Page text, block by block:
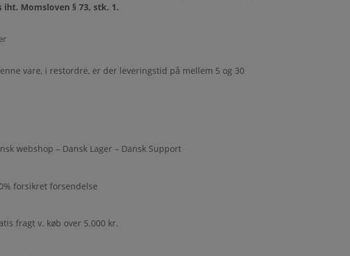
iht. Momsloven § 73, stk. 1.
vare, i restordre, er der leveringstid på mellem 5 og 30
webshop – Dansk Lager – Dansk Support
forsikret forsendelse
fragt v. køb over 5.000 kr.